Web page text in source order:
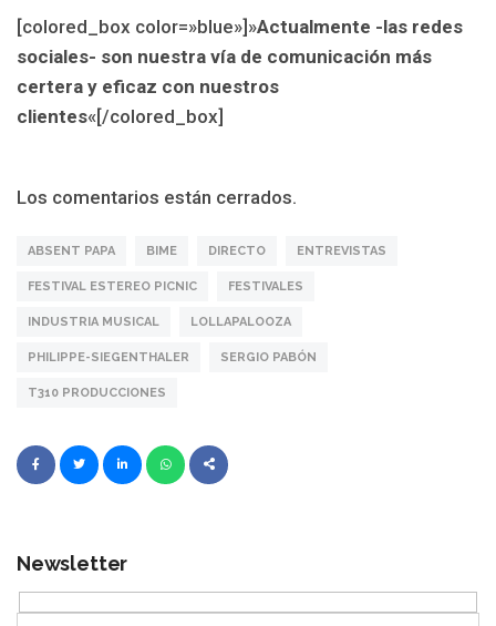
[colored_box color=»blue»]»Actualmente -las redes
sociales- son nuestra vía de comunicación más
certera y eficaz con nuestros
clientes«[/colored_box]
Los comentarios están cerrados.
ABSENT PAPA BIME DIRECTO ENTREVISTAS
FESTIVAL ESTEREO PICNIC FESTIVALES
INDUSTRIA MUSICAL LOLLAPALOOZA
PHILIPPE-SIEGENTHALER SERGIO PABÓN
T310 PRODUCCIONES
Newsletter